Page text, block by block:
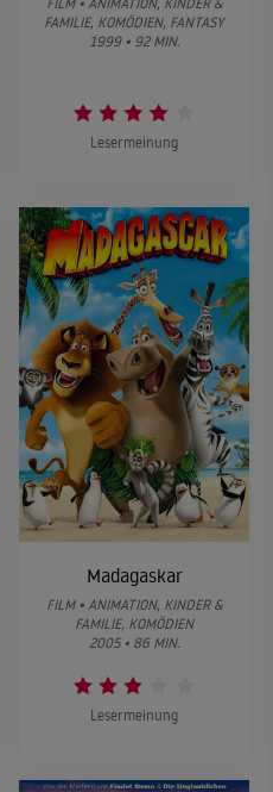
FAMILIE, KOMÖDIEN, FANTASY
1999 • 92 MIN.
Lesermeinung
Madagaskar
FILM • ANIMATION, KINDER &
FAMILIE, KOMÖDIEN
2005 • 86 MIN.
Lesermeinung